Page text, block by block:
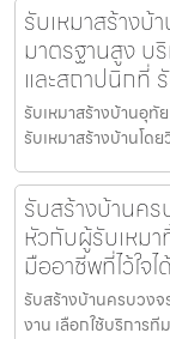
รับเหมาสร้างบ้
มาตรฐานสูง บ
และสถาปนิกที่
รับเหมาสร้างบ้านอุทั
รับเหมาสร้างบ้านโด
รับสร้างบ้านค
หัวกับผู้รับเหมา
มืออาชีพที่ไว้ใจ
รับสร้างบ้านครบวง
งาน เลือกใช้บริการที